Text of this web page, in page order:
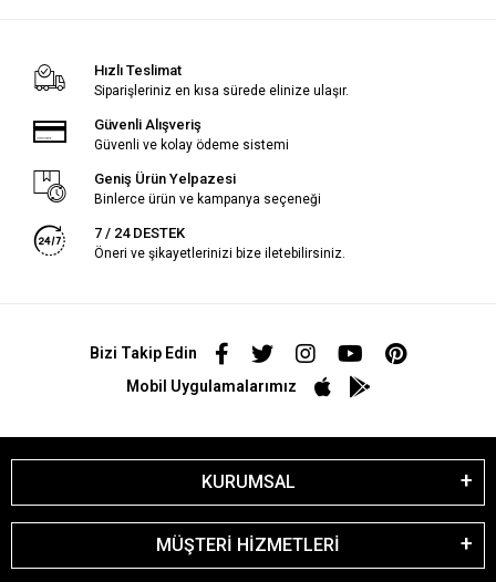
Hızlı Teslimat
Siparişleriniz en kısa sürede elinize ulaşır.
Güvenli Alışveriş
Güvenli ve kolay ödeme sistemi
Geniş Ürün Yelpazesi
Binlerce ürün ve kampanya seçeneği
7 / 24 DESTEK
Öneri ve şikayetlerinizi bize iletebilirsiniz.
Bizi Takip Edin
Mobil Uygulamalarımız
KURUMSAL
MÜŞTERİ HİZMETLERİ